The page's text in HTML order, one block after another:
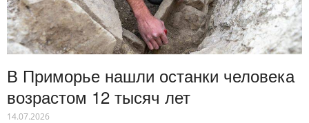
В Приморье нашли останки человека
возрастом 12 тысяч лет
14.07.2026